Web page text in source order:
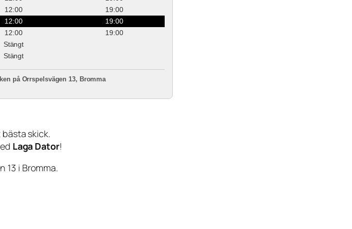
12:00
19:00
12:00
19:00
12:00
19:00
Stängt
Stängt
på Orrspelsvägen 13, Bromma
skick.
Laga Dator!
13 i Bromma.